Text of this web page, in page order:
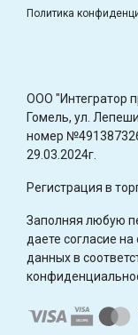
Политика
OOO "Интегратор
Гомель, ул.
номер
29.03.2024г.
Регистрация в
Заполняя любую
даете согласие
данных в